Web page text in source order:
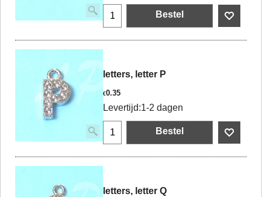
Bestel
letters, letter P
€0.35
Levertijd:1-2 dagen
Bestel
letters, letter Q